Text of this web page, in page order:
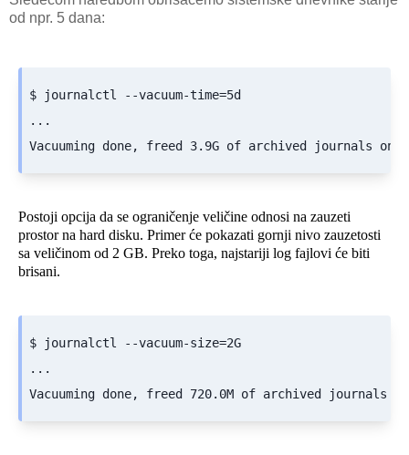
od npr. 5 dana:
$ journalctl --vacuum-time=5d
...
Vacuuming done, freed 3.9G of archived journals on
Postoji opcija da se ograničenje veličine odnosi na zauzeti
prostor na hard disku. Primer će pokazati gornji nivo zauzetosti
sa veličinom od 2 GB. Preko toga, najstariji log fajlovi će biti
brisani.
$ journalctl --vacuum-size=2G
...
Vacuuming done, freed 720.0M of archived journals